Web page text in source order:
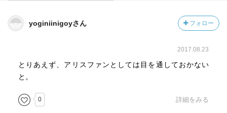
yoginiinigoyさん フォロー
2017.08.23
とりあえず、アリスファンとしては目を通しておかない
と。
0 詳細をみる